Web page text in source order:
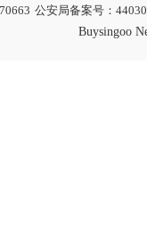
公安局备案号：
Buysingoo